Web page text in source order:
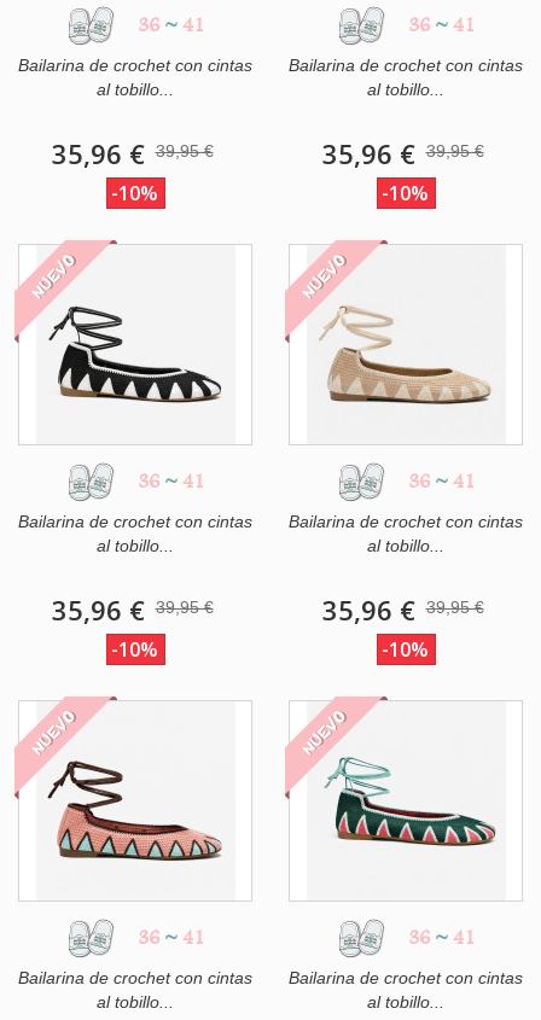
36 ~ 41
Bailarina de crochet con cintas
al tobillo...
35,96 € 39,95 €
-10%
36 ~ 41
Bailarina de crochet con cintas
al tobillo...
35,96 € 39,95 €
-10%
NUEVO
36 ~ 41
Bailarina de crochet con cintas
al tobillo...
35,96 € 39,95 €
-10%
NUEVO
36 ~ 41
Bailarina de crochet con cintas
al tobillo...
35,96 € 39,95 €
-10%
NUEVO
36 ~ 41
Bailarina de crochet con cintas
al tobillo...
NUEVO
36 ~ 41
Bailarina de crochet con cintas
al tobillo...